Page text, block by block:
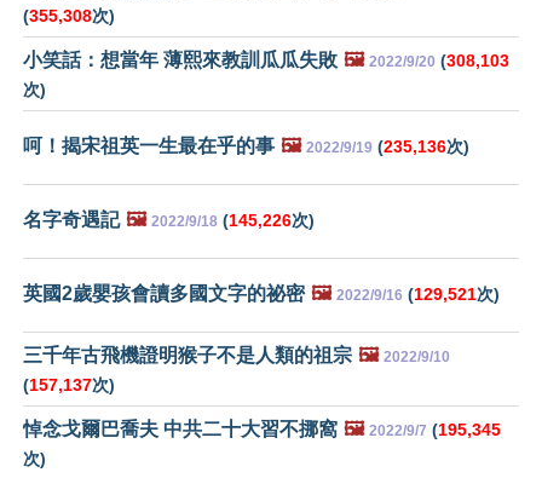
(355,308次)
小笑話：想當年 薄熙來教訓瓜瓜失敗 🖼️ 2022/9/20 (308,103
次)
呵！揭宋祖英一生最在乎的事 🖼️ 2022/9/19 (235,136次)
名字奇遇記 🖼️ 2022/9/18 (145,226次)
英國2歲嬰孩會讀多國文字的祕密 🖼️ 2022/9/16 (129,521次)
三千年古飛機證明猴子不是人類的祖宗 🖼️ 2022/9/10
(157,137次)
悼念戈爾巴喬夫 中共二十大習不挪窩 🖼️ 2022/9/7 (195,345
次)